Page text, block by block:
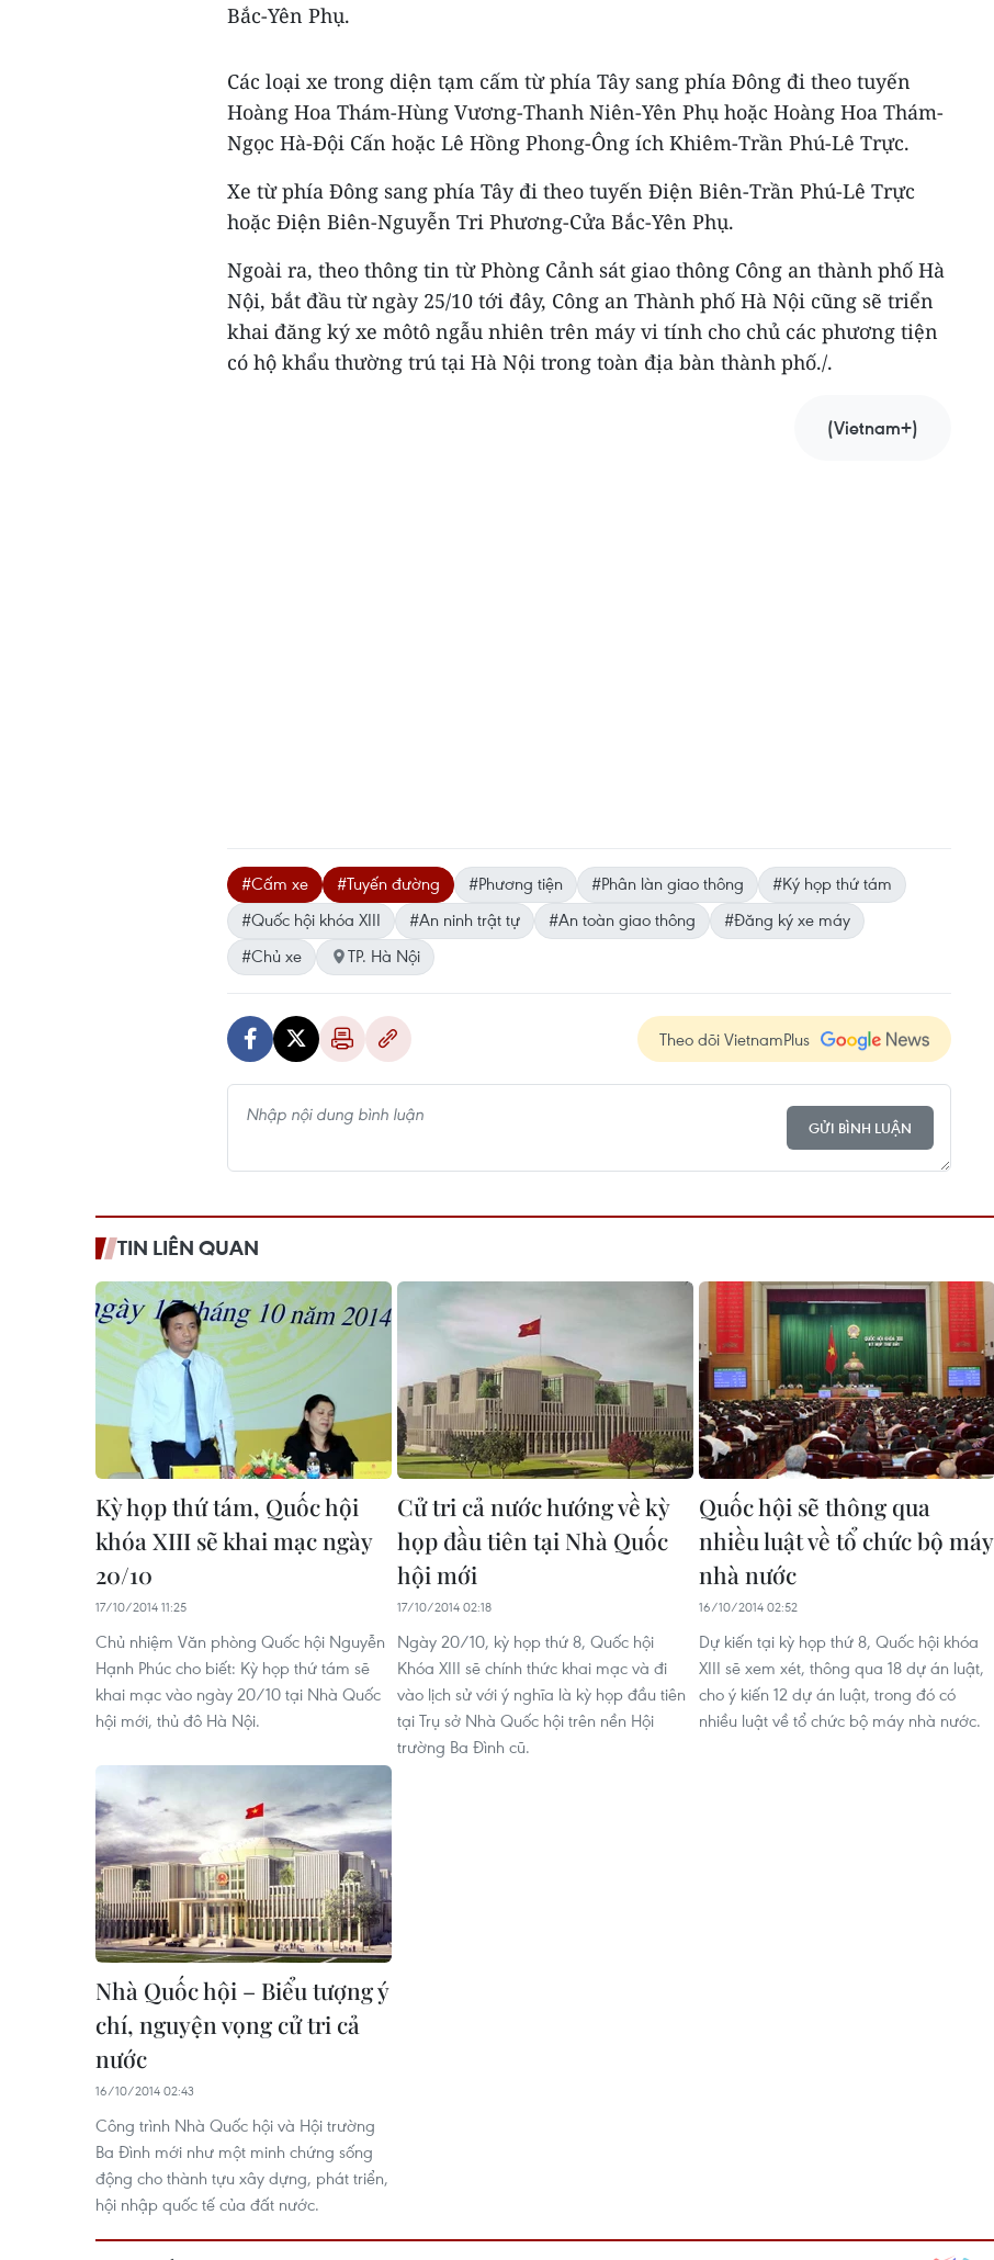
Bắc-Yên Phụ.
Các loại xe trong diện tạm cấm từ phía Tây sang phía Đông đi theo tuyến
Hoàng Hoa Thám-Hùng Vương-Thanh Niên-Yên Phụ hoặc Hoàng Hoa Thám-
Ngọc Hà-Đội Cấn hoặc Lê Hồng Phong-Ông ích Khiêm-Trần Phú-Lê Trực.
Xe từ phía Đông sang phía Tây đi theo tuyến Điện Biên-Trần Phú-Lê Trực
hoặc Điện Biên-Nguyễn Tri Phương-Cửa Bắc-Yên Phụ.
Ngoài ra, theo thông tin từ Phòng Cảnh sát giao thông Công an thành phố Hà
Nội, bắt đầu từ ngày 25/10 tới đây, Công an Thành phố Hà Nội cũng sẽ triển
khai đăng ký xe môtô ngẫu nhiên trên máy vi tính cho chủ các phương tiện
có hộ khẩu thường trú tại Hà Nội trong toàn địa bàn thành phố./.
(Vietnam+)
#Cấm xe #Tuyến đường #Phương tiện #Phân làn giao thông
#Ký họp thứ tám
#Quốc hội khóa XIII
#An ninh trật tự #An toàn giao thông
#Đăng ký xe máy
#Chủ xe
TP. Hà Nội
Theo dõi VietnamPlus
GỬI BÌNH LUẬN
TIN LIÊN QUAN
Kỳ họp thứ tám, Quốc hội
khóa XIII sẽ khai mạc ngày
20/10
17/10/2014 11:25
Chủ nhiệm Văn phòng Quốc hội Nguyễn
Hạnh Phúc cho biết: Kỳ họp thứ tám sẽ
khai mạc vào ngày 20/10 tại Nhà Quốc
hội mới, thủ đô Hà Nội.
Cử tri cả nước hướng về kỳ
họp đầu tiên tại Nhà Quốc
hội mới
17/10/2014 02:18
Ngày 20/10, kỳ họp thứ 8, Quốc hội
Khóa XIII sẽ chính thức khai mạc và đi
vào lịch sử với ý nghĩa là kỳ họp đầu tiên
tại Trụ sở Nhà Quốc hội trên nền Hội
trường Ba Đình cũ.
Quốc hội sẽ thông qua
nhiều luật về tổ chức bộ máy
nhà nước
16/10/2014 02:52
Dự kiến tại kỳ họp thứ 8, Quốc hội khóa
XIII sẽ xem xét, thông qua 18 dự án luật,
cho ý kiến 12 dự án luật, trong đó có
nhiều luật về tổ chức bộ máy nhà nước.
Nhà Quốc hội – Biểu tượng ý
chí, nguyện vọng cử tri cả
nước
16/10/2014 02:43
Công trình Nhà Quốc hội và Hội trường
Ba Đình mới như một minh chứng sống
động cho thành tựu xây dựng, phát triển,
hội nhập quốc tế của đất nước.